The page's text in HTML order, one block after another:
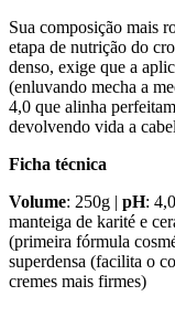
Sua composição mais
etapa de nutrição do
denso, exige que a
(enluvando mecha a
4,0 que alinha
devolvendo vida a
Ficha técnica
Volume: 250g | pH:
manteiga de karité e
(primeira fórmula
superdensa (facilita o
cremes mais firmes)